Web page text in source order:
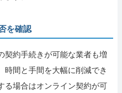
を確認
契約手続きが可能な業者も増
時間と手間を大幅に削減でき
る場合はオンライン契約が可